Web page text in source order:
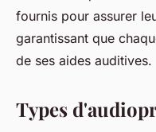
fournis pour assurer
garantissant que
de ses aides auditives.
Types